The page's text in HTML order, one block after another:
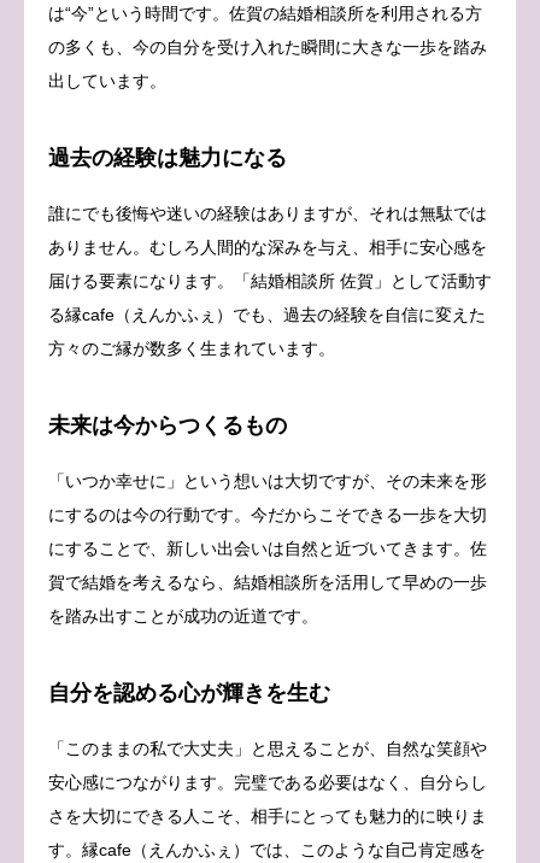
は“今”という時間です。佐賀の結婚相談所を利用される方
の多くも、今の自分を受け入れた瞬間に大きな一歩を踏み
出しています。
過去の経験は魅力になる
誰にでも後悔や迷いの経験はありますが、それは無駄では
ありません。むしろ人間的な深みを与え、相手に安心感を
届ける要素になります。「結婚相談所 佐賀」として活動す
る縁cafe（えんかふぇ）でも、過去の経験を自信に変えた
方々のご縁が数多く生まれています。
未来は今からつくるもの
「いつか幸せに」という想いは大切ですが、その未来を形
にするのは今の行動です。今だからこそできる一歩を大切
にすることで、新しい出会いは自然と近づいてきます。佐
賀で結婚を考えるなら、結婚相談所を活用して早めの一歩
を踏み出すことが成功の近道です。
自分を認める心が輝きを生む
「このままの私で大丈夫」と思えることが、自然な笑顔や
安心感につながります。完璧である必要はなく、自分らし
さを大切にできる人こそ、相手にとっても魅力的に映りま
す。縁cafe（えんかふぇ）では、このような自己肯定感を